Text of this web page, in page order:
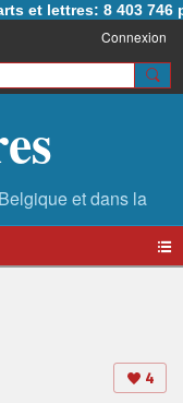
et lettres: 8 403 746
Connexion
4